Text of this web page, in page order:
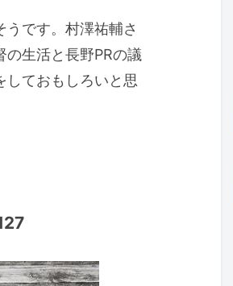
です。村澤祐輔さ
の生活と長野PRの議
しておもしろいと思